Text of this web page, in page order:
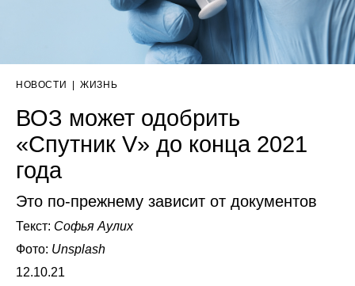
НОВОСТИ ЖИЗНЬ
ВОЗ может одобрить
«Спутник V» до конца 2021
года
Это по-прежнему зависит от документов
Текст: Софья Аулих
Фото: Unsplash
12.10.21